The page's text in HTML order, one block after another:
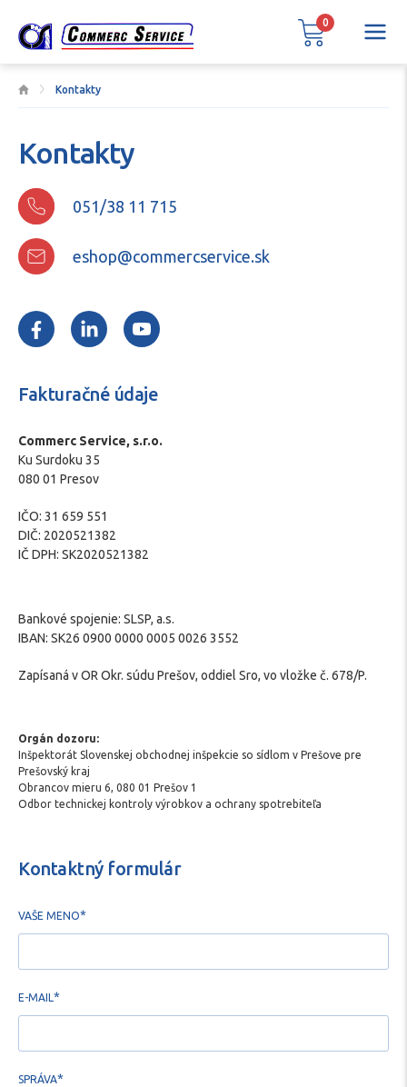
Kontakty
Kontakty
051/38 11 715
eshop@commercservice.sk
Fakturačné údaje
Commerc Service, s.r.o.
Ku Surdoku 35
080 01 Presov
IČO: 31 659 551
DIČ: 2020521382
IČ DPH: SK2020521382
Bankové spojenie: SLSP, a.s.
IBAN: SK26 0900 0000 0005 0026 3552
Zapísaná v OR Okr. súdu Prešov, oddiel Sro, vo vložke č. 678/P.
Orgán dozoru:
Inšpektorát Slovenskej obchodnej inšpekcie so sídlom v Prešove pre
Prešovský kraj
Obrancov mieru 6, 080 01 Prešov 1
Odbor technickej kontroly výrobkov a ochrany spotrebiteľa
Kontaktný formulár
VAŠE MENO*
E-MAIL*
SPRÁVA*
0